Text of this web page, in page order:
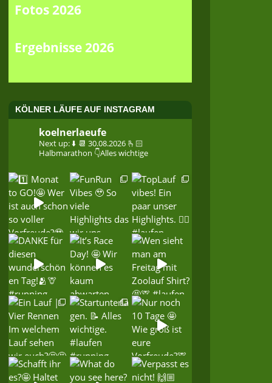
Fotos 2026
Ergebnisse 2026
KÖLNER LÄUFE AUF INSTAGRAM
koelnerlaeufe
Next up: ⬇️ 📆 30.08.2026 🫰🏻
Halbmarathon 👇Alles wichtige